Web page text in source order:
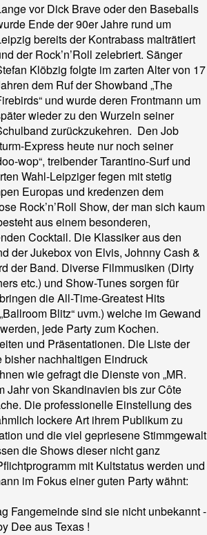
vor Dick Brave oder den Baseballs
Ende der 90er Jahre rund um
bereits der Kontrabass malträtiert
der Rock’n’Roll zelebriert. Sänger
Klöbzig folgte im zarten Alter von 17
dem Ruf der Showband „The
und wurde deren Frontmann um
wieder zu den Wurzeln seiner
zurückzukehren. Den Job
Express heute nur noch seiner
wop“, treibender Tarantino-Surf und
Wahl-Leipziger fegen mit stetig
Europas und kredenzen dem
Rock’n’Roll Show, der man sich kaum
aus einem besonderen,
Cocktail. Die Klassiker aus den
der Jukebox von Elvis, Johnny Cash &
der Band. Diverse Filmmusiken (Dirty
etc.) und Show-Tunes sorgen für
die All-Time-Greatest Hits
Blitz“ uvm.) welche im Gewand
jede Party zum Kochen.
und Präsentationen. Die Liste der
bisher nachhaltigen Eindruck
wie gefragt die Dienste von „MR.
Jahr von Skandinavien bis zur Côte
Die professionelle Einstellung des
lockere Art ihrem Publikum zu
und die viel gepriesene Stimmgewalt
die Shows dieser nicht ganz
mit Kultstatus werden und
im Fokus einer guten Party wähnt:
Fangemeinde sind sie nicht unbekannt -
Dee aus Texas !